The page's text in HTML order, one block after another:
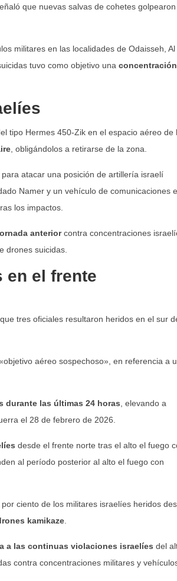
que nuevas salvas de cohetes golpearon
militares en las localidades de Odaisseh, Al
tuvo como objetivo una concentración
tipo Hermes 450-Zik en el espacio aéreo de
, obligándolos a retirarse de la zona.
atacar una posición de artillería israelí
Namer y un vehículo de comunicaciones
los impactos.
anteriorcontra concentraciones
drones suicidas.
en el frente
tres oficiales resultaron heridos en el sur
aéreo sospechoso», en referencia a
durante las últimas 24 horas , elevando a
el 28 de febrero de 2026.
desde el frente norte tras el alto el fuego
al período posterior al alto el fuego con
ciento de los militares israelíes heridos
kamikaze
a las continuas violaciones israelíes del
contra concentraciones militares y